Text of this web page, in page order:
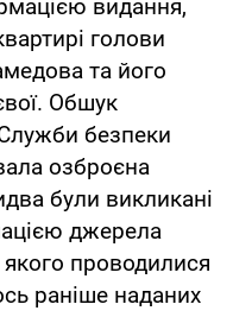
видання,
голови
та його
Обшук
безпеки
озброєна
були викликані
джерела
проводилися
раніше наданих